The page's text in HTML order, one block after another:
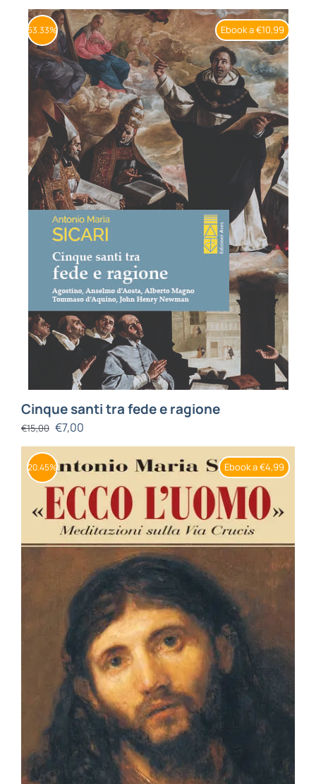
BIOGRAFIE
ATTUALITÀ
Ebook a €10,99
53.33%
Cinque santi tra fede e ragione
€15,00 €7,00
Ebook a €4,99
20.45%